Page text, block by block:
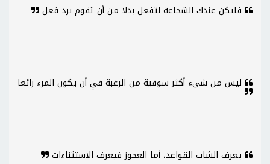
فليكن عندك الشجاعة لتفعل بدلا من أن تقوم برد فعل
ليس من شيء أكثر سوقية من الرغبة في أن يكون المرء رائعا
يعرف الشاب القواعد، أما العجوز فيعرف الاستثناءات